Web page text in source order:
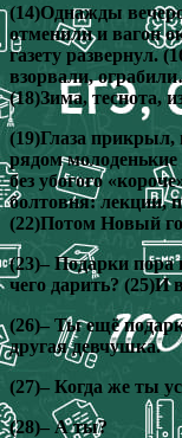
(14)Однажды
отменили и вагон
газету развернул.
взорвали,
(18)Зима, теснота,
(19)Глаза прикрыл,
рядом
без убогого
болтовня: лекции,
(22)Потом Новый
(23)– Подарки пора
чего дарить? (25)И
(26)– Ты ещё
другая девчушка.
(27)– Когда же ты
(28)– А ты?